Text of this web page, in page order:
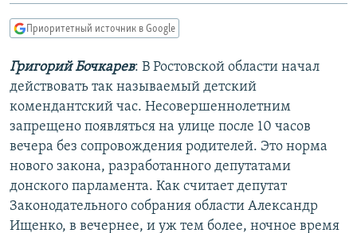
навигации
Вернутся
поиску
IDEL.РЕАЛИИ
КАВКАЗ.РЕАЛИИ
СЕВЕР.РЕАЛИИ
СИБИРЬ.РЕАЛИИ
РАСПИСАНИЕ ВЕЩАНИЯ
ПОДПИШИТЕСЬ НА РАССЫЛКУ
СОЦИАЛЬНЫЕ СЕТИ
Приоритетный источник в Google
Григорий Бочкарев: В Ростовской области начал
действовать так называемый детский
комендантский час. Несовершеннолетним
запрещено появляться на улице после 10 часов
вечера без сопровождения родителей. Это норма
нового закона, разработанного депутатами
донского парламента. Как считает депутат
Законодательного собрания области Александр
Ищенко, в вечернее, и уж тем более, ночное время